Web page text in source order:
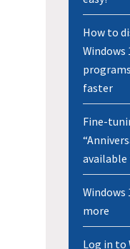
How to
faster
Fine-
Windows
more
Log in to